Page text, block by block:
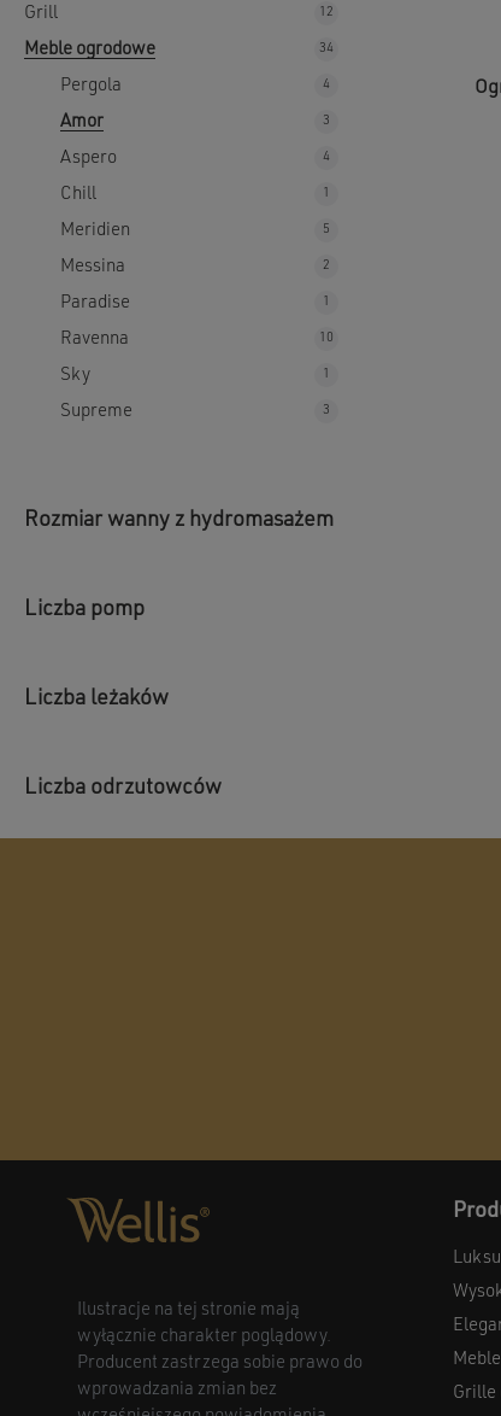
Grill 12
Meble ogrodowe 34
Pergola 4
Amor 3
Aspero 4
Chill
Meridien 5
Messina 2
Paradise
Ravenna 10
Sky
Supreme 3
Rozmiar wanny z hydromasażem
Liczba pomp
Liczba leżaków
Liczba odrzutowców
Ilustracje na tej stronie mają
wyłącznie charakter poglądowy.
Producent zastrzega sobie prawo do
wprowadzania zmian bez
Grille